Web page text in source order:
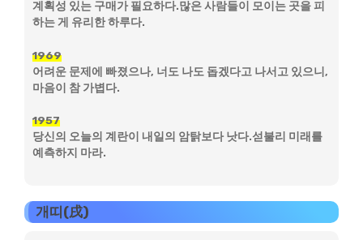
계획성 있는 구매가 필요하다.많은 사람들이 모이는 곳을 피
하는 게 유리한 하루다.
1969
어려운 문제에 빠졌으나, 너도 나도 돕겠다고 나서고 있으니,
마음이 참 가볍다.
1957
당신의 오늘의 계란이 내일의 암탉보다 낫다.섣불리 미래를
예측하지 마라.
개띠(戌)